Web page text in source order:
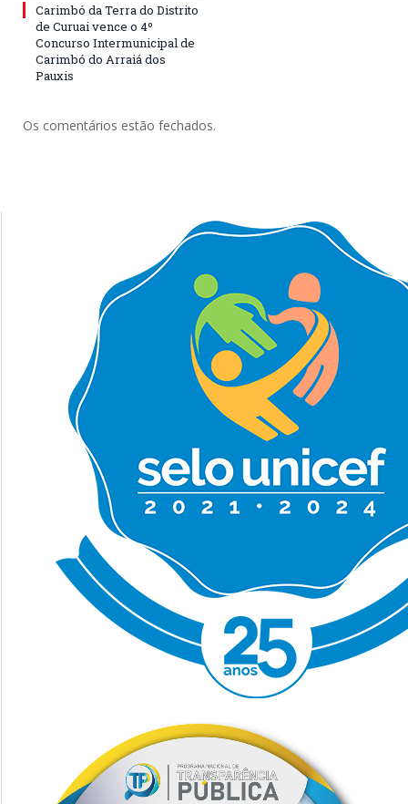
Carimbó da Terra do Distrito
de Curuai vence o 4º
Concurso Intermunicipal de
Carimbó do Arraiá dos
Pauxis
Os comentários estão fechados.